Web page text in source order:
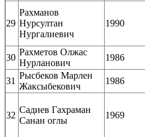
29
Рахманов
Нурсултан
Нургалиевич
1990
30
Рахметов Олжас
Нурланович
1986
31
Рысбеков Марлен
Жаксыбекович
1986
32
Садиев Гахраман
Санан оглы
1969